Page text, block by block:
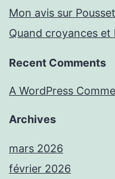
Mon avis sur
Quand croyances
Recent Comments
A WordPress
Archives
mars 2026
février 2026